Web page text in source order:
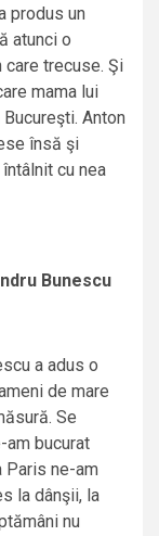
produs un
atunci o
care trecuse. Şi
mama lui
Anton
însă şi
cu nea
Bunescu
a adus o
de mare
Se
am bucurat
Paris ne-am
la dânşii, la
nu